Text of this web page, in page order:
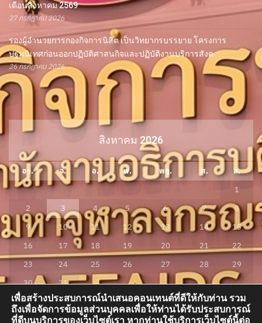
เดือนสิงหาคม 2569
27 กรกฎาคม 2026
รองผู้อำนวยการกองกิจการนิสิต เป็นวิทยากรบรรยาย โครงการ
ปฐมนิเทศก่อนออกปฏิบัติศาสนกิจและปฏิบัติงานบริการสังค
26 กรกฎาคม 2026
สิงหาคม 2026
อา. จ. อ. พ. พฤ. ศ.
ส.
1
2
3 4 5 6 7
8
9
10 11 12 13 14
15
16
17 18 19 20 21
22
23
24 25 26 27 28
29
30
31
« ก.ค.
เพื่อสร้างประสบการณ์นำเสนอคอนเทนต์ที่ดีให้กับท่าน รวม
ถึงเพื่อจัดการข้อมูลส่วนบุคคลเพื่อให้ท่านได้รับประสบการณ์